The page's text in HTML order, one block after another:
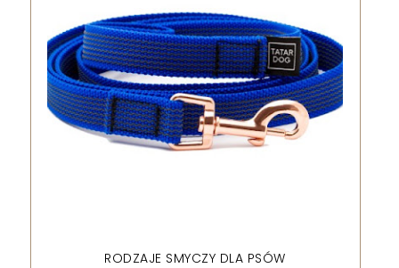
RODZAJE SMYCZY DLA PSÓW